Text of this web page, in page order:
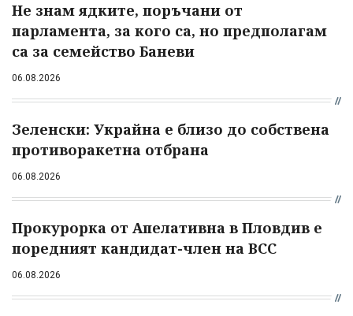
Не знам ядките, поръчани от
парламента, за кого са, но предполагам
са за семейство Баневи
06.08.2026
Зеленски: Украйна е близо до собствена
противоракетна отбрана
06.08.2026
Прокурорка от Апелативна в Пловдив е
поредният кандидат-член на ВСС
06.08.2026